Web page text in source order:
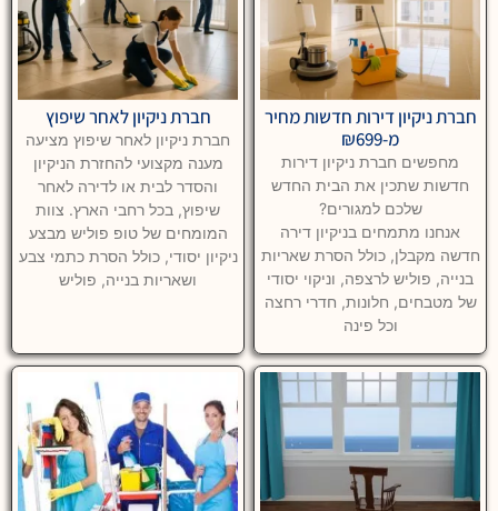
חברת ניקיון דירות חדשות מחיר
מ-₪699
מחפשים חברת ניקיון דירות
חדשות שתכין את הבית החדש
שלכם למגורים?
אנחנו מתמחים בניקיון דירה
חדשה מקבלן, כולל הסרת שאריות
בנייה, פוליש לרצפה, וניקוי יסודי
של מטבחים, חלונות, חדרי רחצה
וכל פינה
חברת ניקיון לאחר שיפוץ
חברת ניקיון לאחר שיפוץ מציעה
מענה מקצועי להחזרת הניקיון
והסדר לבית או לדירה לאחר
שיפוץ, בכל רחבי הארץ. צוות
המומחים של טופ פוליש מבצע
ניקיון יסודי, כולל הסרת כתמי צבע
ושאריות בנייה, פוליש